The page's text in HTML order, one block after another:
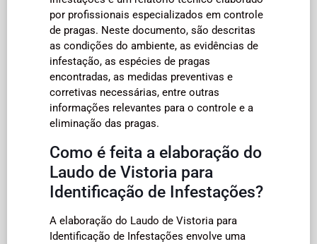
por profissionais especializados em controle
de pragas. Neste documento, são descritas
as condições do ambiente, as evidências de
infestação, as espécies de pragas
encontradas, as medidas preventivas e
corretivas necessárias, entre outras
informações relevantes para o controle e a
eliminação das pragas.
Como é feita a elaboração do
Laudo de Vistoria para
Identificação de Infestações?
A elaboração do Laudo de Vistoria para
Identificação de Infestações envolve uma